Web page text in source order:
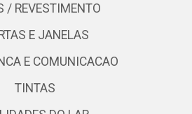
/ REVESTIMENTO
E JANELAS
E COMUNICACAO
TINTAS